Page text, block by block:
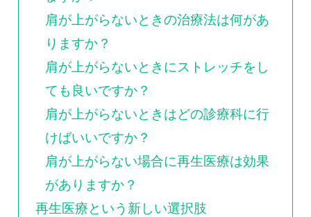
肩が上がらないときの治療法は何があ
りますか？
肩が上がらないときにストレッチをし
ても良いですか？
肩が上がらないときはどの診療科に行
けばいいですか？
肩が上がらない場合に再生医療は効果
がありますか？
再生医療という新しい選択肢